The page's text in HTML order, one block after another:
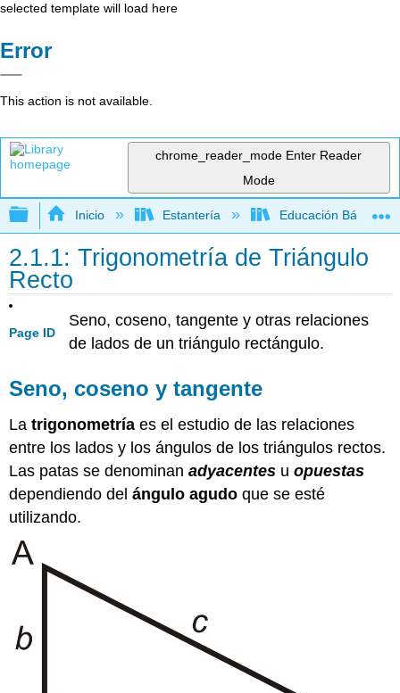
selected template will load here
Error
This action is not available.
chrome_reader_mode Enter Reader
Mode
Expandir/contraer jerarquía global
Inicio Estantería Educación Básica
2.1.1: Trigonometría de Triángulo
Recto
Page ID
Seno, coseno, tangente y otras relaciones
de lados de un triángulo rectángulo.
Seno, coseno y tangente
Latrigonometría es el estudio de las relaciones
entre los lados y los ángulos de los triángulos rectos.
Las patas se denominanadyacentes uopuestas
dependiendo delángulo agudo que se esté
utilizando.